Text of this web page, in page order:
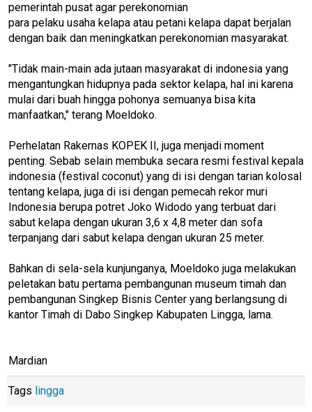
pemerintah pusat agar perekonomian
para pelaku usaha kelapa atau petani kelapa dapat berjalan
dengan baik dan meningkatkan perekonomian masyarakat.
"Tidak main-main ada jutaan masyarakat di indonesia yang
mengantungkan hidupnya pada sektor kelapa, hal ini karena
mulai dari buah hingga pohonya semuanya bisa kita
manfaatkan," terang Moeldoko.
Perhelatan Rakernas KOPEK II, juga menjadi moment
penting. Sebab selain membuka secara resmi festival kepala
indonesia (festival coconut) yang di isi dengan tarian kolosal
tentang kelapa, juga di isi dengan pemecah rekor muri
Indonesia berupa potret Joko Widodo yang terbuat dari
sabut kelapa dengan ukuran 3,6 x 4,8 meter dan sofa
terpanjang dari sabut kelapa dengan ukuran 25 meter.
Bahkan di sela-sela kunjunganya, Moeldoko juga melakukan
peletakan batu pertama pembangunan museum timah dan
pembangunan Singkep Bisnis Center yang berlangsung di
kantor Timah di Dabo Singkep Kabupaten Lingga, lama.
Mardian
Tags lingga